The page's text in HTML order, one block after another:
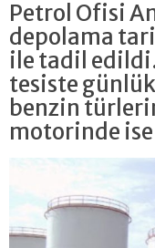
Petrol Ofisi
depolama
ile tadil
tesiste
benzin
motorinde ise